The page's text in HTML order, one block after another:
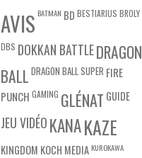
AVIS BATMAN BD BESTIARIUS BROLY
DBS DOKKAN BATTLEDRAGON
BALL DRAGON BALL SUPER FIRE
PUNCH GAMING GLÉNAT GUIDE
JEU VIDÉOKANAKAZE
KINGDOM KOCH MEDIA KUROKAWA